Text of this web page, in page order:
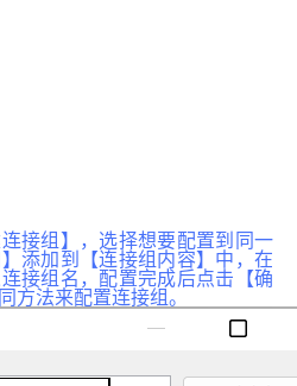
接组】，选择想要配置到同一
添加到【连接组内容】中，在
接组名，配置完成后点击【确
方法来配置连接组。